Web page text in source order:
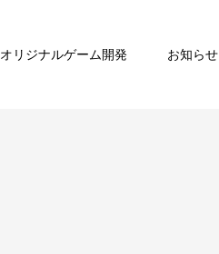
オリジナルゲーム開発 お知らせ